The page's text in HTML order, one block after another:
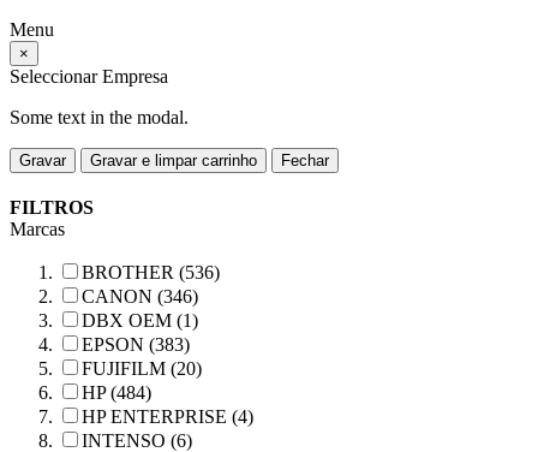
Menu
×
Seleccionar Empresa
Some text in the modal.
Gravar Gravar e limpar carrinho Fechar
FILTROS
Marcas
BROTHER (536)
CANON (346)
DBX OEM (1)
EPSON (383)
FUJIFILM (20)
HP (484)
HP ENTERPRISE (4)
INTENSO (6)